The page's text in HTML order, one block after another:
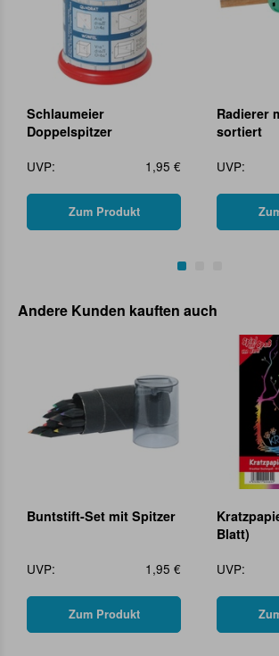
Schlaumeier
Doppelspitzer
UVP:
1,95 €
Zum Produkt
Radierer
sortiert
UVP:
Andere Kunden kauften auch
Buntstift-Set mit Spitzer
UVP: 1,95 €
Zum Produkt
Blatt)
UVP: